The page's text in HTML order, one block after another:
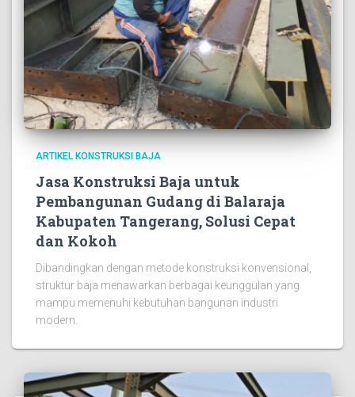
ARTIKEL KONSTRUKSI BAJA
Jasa Konstruksi Baja untuk
Pembangunan Gudang di Balaraja
Kabupaten Tangerang, Solusi Cepat
dan Kokoh
Dibandingkan dengan metode konstruksi konvensional,
struktur baja menawarkan berbagai keunggulan yang
mampu memenuhi kebutuhan bangunan industri
modern.